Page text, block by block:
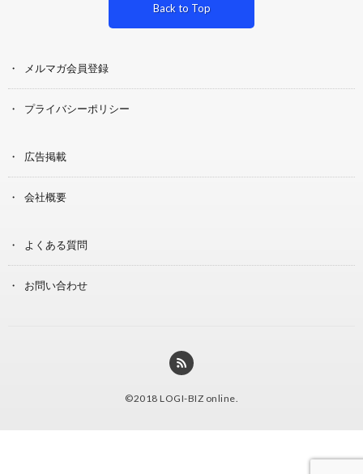
Back to Top
メルマガ会員登録
プライバシーポリシー
広告掲載
会社概要
よくある質問
お問い合わせ
©2018 LOGI-BIZ online